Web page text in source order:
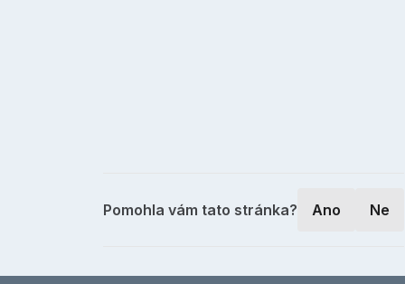
Pomohla vám tato stránka? Ano Ne